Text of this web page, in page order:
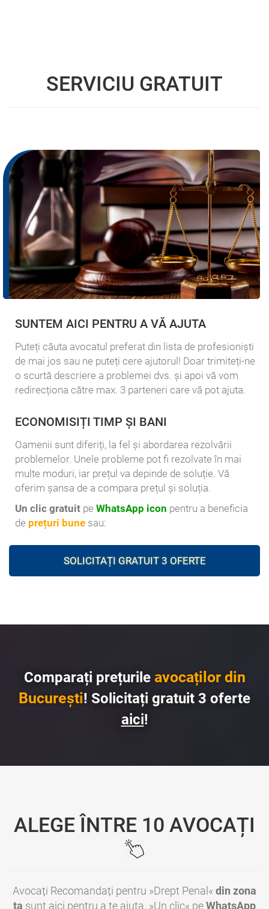
SERVICIU GRATUIT
SUNTEM AICI PENTRU A VĂ AJUTA
Puteți căuta avocatul preferat din lista de profesioniști
de mai jos sau ne puteți cere ajutorul! Doar trimiteți-ne
o scurtă descriere a problemei dvs. și apoi vă vom
redirecționa către max. 3 parteneri care vă pot ajuta.
ECONOMISIȚI TIMP ȘI BANI
Oamenii sunt diferiți, la fel și abordarea rezolvării
problemelor. Unele probleme pot fi rezolvate în mai
multe moduri, iar prețul va depinde de soluție. Vă
oferim șansa de a compara prețul și soluția.
Un clic gratuit pe WhatsApp icon pentru a beneficia
de prețuri bune sau:
SOLICITAȚI GRATUIT 3 OFERTE
Comparați prețurile avocaților din
București! Solicitați gratuit 3 oferte
aici!
ALEGE ÎNTRE 10 AVOCAȚI
Avocați Recomandați pentru »Drept Penal« din zona
ta sunt aici pentru a te ajuta. »Un clic« peWhatsApp